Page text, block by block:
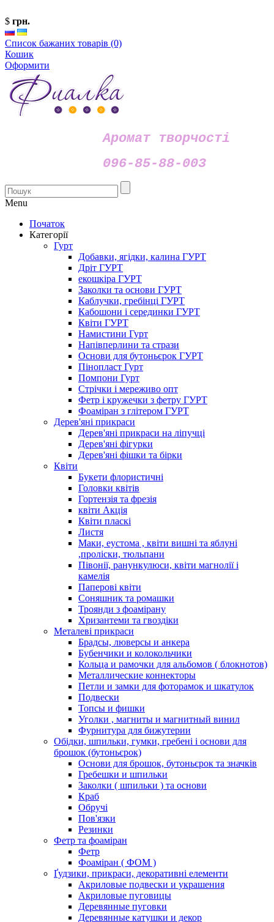
$ грн.
Список бажаних товарів (0)
Кошик
Оформити
Аромат творчості
096-85-88-003
Menu
Початок
Категорії
Гурт
Добавки, ягідки, калина ГУРТ
Дріт ГУРТ
екошкіра ГУРТ
Заколки та основи ГУРТ
Каблучки, гребінці ГУРТ
Кабошони і серединки ГУРТ
Квіти ГУРТ
Намистини Гурт
Напівперлини та стрази
Основи для бутоньєрок ГУРТ
Пінопласт Гурт
Помпони Гурт
Стрічки і мереживо опт
Фетр і кружечки з фетру ГУРТ
Фоаміран з глітером ГУРТ
Дерев'яні прикраси
Дерев'яні прикраси на ліпучці
Дерев'яні фігурки
Дерев'яні фішки та бірки
Квіти
Букети флористичні
Головки квітів
Гортензія та фрезія
квіти Акція
Квіти пласкі
Листя
Маки, еустома , квіти вишні та яблуні
,проліски, тюльпани
Півонії, ранункулюси, квіти магнолії і
камелія
Паперові квіти
Соняшник та ромашки
Троянди з фоамірану
Хризантеми та гвоздіки
Металеві прикраси
Брадсы, люверсы и анкера
Бубенчики и колокольчики
Кольца и рамочки для альбомов ( блокнотов)
Металлические коннекторы
Петли и замки для фоторамок и шкатулок
Подвески
Топсы и фишки
Уголки , магниты и магнитный винил
Фурнитура для бижутерии
Обідки, шпильки, гумки, гребені і основи для
брошок (бутоньєрок)
Основи для брошок, бутоньєрок та значків
Гребешки и шпильки
Заколки ( шпильки ) та основи
Краб
Обручі
Пов'язки
Резинки
Фетр та фоаміран
Фетр
Фоаміран ( ФОМ )
Ґудзики, прикраси, декоративні елементи
Акриловые подвески и украшения
Акриловые пуговицы
Деревянные пуговки
Деревянные катушки и декор